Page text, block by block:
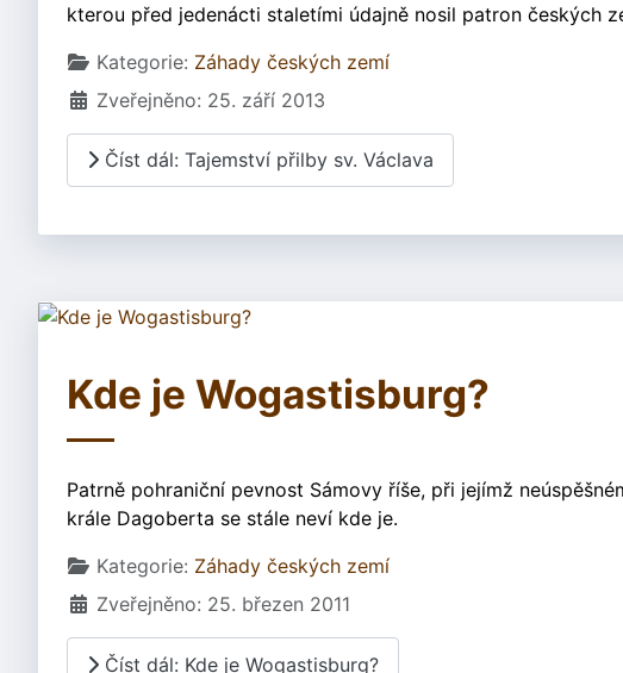
kterou před jedenácti staletími údajně nosil patron českých
Základní údaje
Kategorie: Záhady českých zemí
Zveřejněno: 25. září 2013
Číst dál: Tajemství přilby sv. Václava
Kde je Wogastisburg?
Patrně pohraniční pevnost Sámovy říše, při jejímž
krále Dagoberta se stále neví kde je.
Základní údaje
Kategorie: Záhady českých zemí
Zveřejněno: 25. březen 2011
Číst dál: Kde je Wogastisburg?